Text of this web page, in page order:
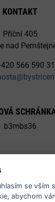
se vším
abychom
KONTAKT
Příční 405
nad
566 590
b3mbs36